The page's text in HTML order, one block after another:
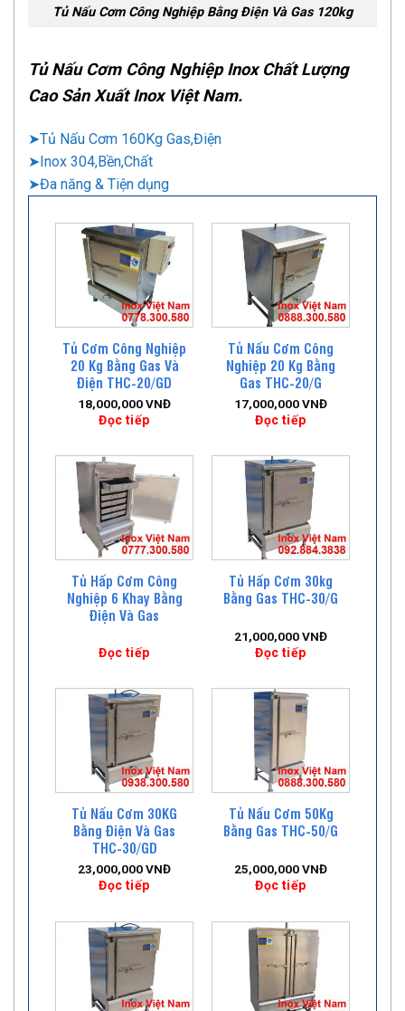
Tủ Nấu Cơm Công Nghiệp Bằng Điện Và Gas 120kg
Tủ Nấu Cơm Công Nghiệp Inox Chất Lượng
Cao Sản Xuất Inox Việt Nam.
➤Tủ Nấu Cơm 160Kg Gas,Điện
➤Inox 304,Bền,Chất
➤Đa năng & Tiện dụng
Tủ Cơm Công Nghiệp
20 Kg Bằng Gas Và
Điện THC-20/GD
18,000,000VNĐ
Đọc tiếp
Tủ Nấu Cơm Công
Nghiệp 20 Kg Bằng
Gas THC-20/G
17,000,000VNĐ
Đọc tiếp
Tủ Hấp Cơm Công
Nghiệp 6 Khay Bằng
Điện Và Gas
Đọc tiếp
Tủ Hấp Cơm 30kg
Bằng Gas THC-30/G
21,000,000VNĐ
Đọc tiếp
Tủ Nấu Cơm 30KG
Bằng Điện Và Gas
THC-30/GD
23,000,000VNĐ
Đọc tiếp
Tủ Nấu Cơm 50Kg
Bằng Gas THC-50/G
25,000,000VNĐ
Đọc tiếp